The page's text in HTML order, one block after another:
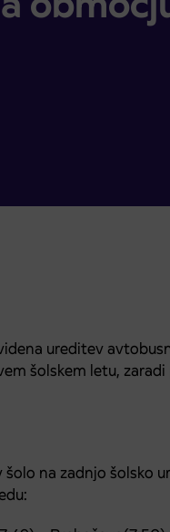
ureditev
šolskem letu,
šolo na zadnjo šolsko